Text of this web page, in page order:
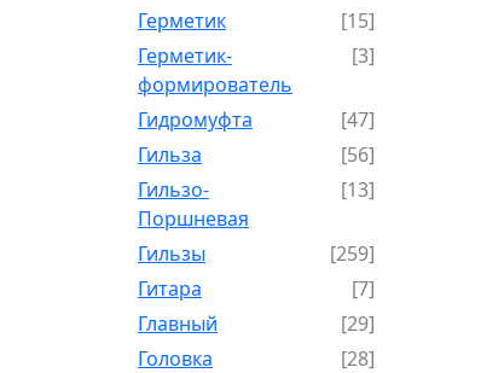
Герметик
[15]
Герметик-
формирователь
[3]
Гидромуфта
[47]
Гильза
[56]
Гильзо-
Поршневая
[13]
Гильзы
[259]
Гитара
[7]
Главный
[29]
Головка
[28]